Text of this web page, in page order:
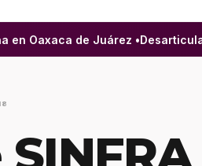
Oaxaca de Juárez •Desarticula